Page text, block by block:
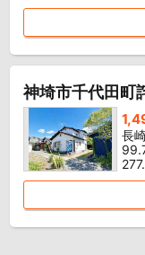
神埼市千代田
長